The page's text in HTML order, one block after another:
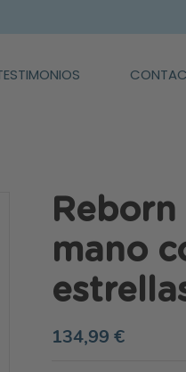
Reborn
mano
134,99 €